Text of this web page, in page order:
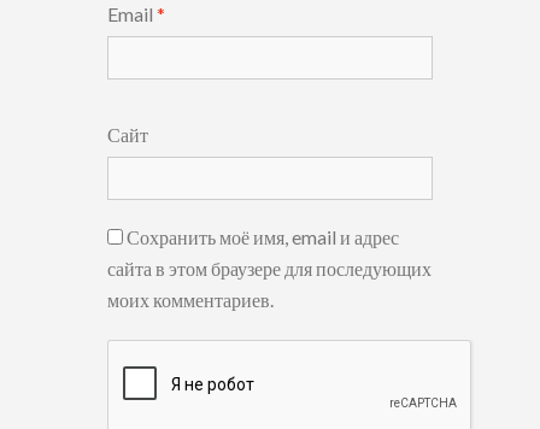
Email *
Сайт
Сохранить моё имя, email и адрес
сайта в этом браузере для последующих
моих комментариев.